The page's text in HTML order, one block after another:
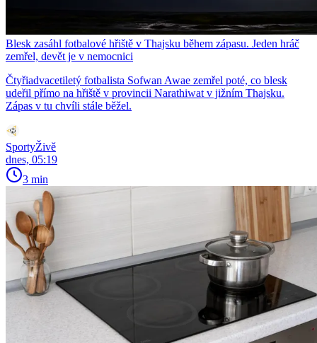
Blesk zasáhl fotbalové hřiště v Thajsku během zápasu. Jeden hráč
zemřel, devět je v nemocnici
Čtyřiadvacetiletý fotbalista Sofwan Awae zemřel poté, co blesk
udeřil přímo na hřiště v provincii Narathiwat v jižním Thajsku.
Zápas v tu chvíli stále běžel.
SportyŽivě
dnes, 05:19
3 min